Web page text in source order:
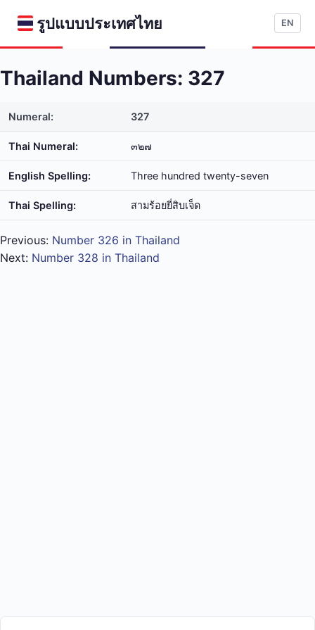
รูปแบบประเทศไทย EN
Thailand Numbers: 327
Numeral: 327
Thai Numeral: ๓๒๗
English Spelling: Three hundred twenty-seven
Thai Spelling: สาม​ร้อย​ยี่​สิบ​เจ็ด
Previous: Number 326 in Thailand
Next: Number 328 in Thailand